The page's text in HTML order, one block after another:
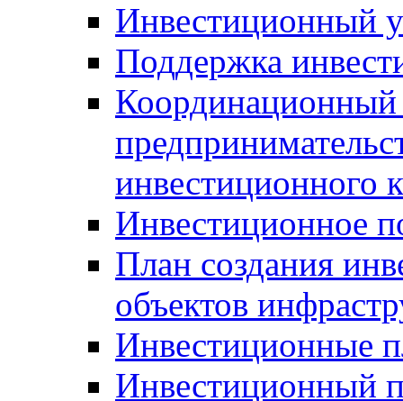
Инвестиционный
Поддержка
Координационный
инвестиционного
Инвестиционное
План создания
объектов
Инвестиционные
Инвестиционный